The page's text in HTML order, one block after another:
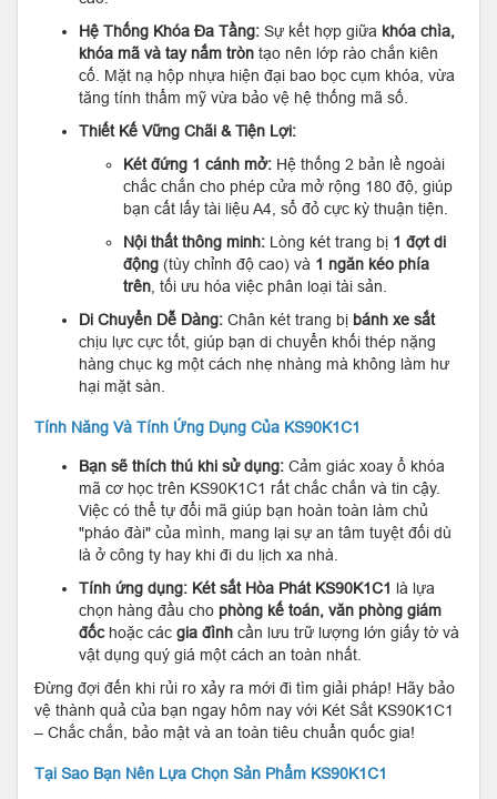
Hệ Thống Khóa Đa Tầng: Sự kết hợp giữa khóa chìa,
khóa mã và tay nắm tròn tạo nên lớp rào chắn kiên
cố. Mặt nạ hộp nhựa hiện đại bao bọc cụm khóa, vừa
tăng tính thẩm mỹ vừa bảo vệ hệ thống mã số.
Thiết Kế Vững Chãi & Tiện Lợi:
Két đứng 1 cánh mở: Hệ thống 2 bản lề ngoài
chắc chắn cho phép cửa mở rộng 180 độ, giúp
bạn cất lấy tài liệu A4, sổ đỏ cực kỳ thuận tiện.
Nội thất thông minh: Lòng két trang bị 1 đợt di
động (tùy chỉnh độ cao) và 1 ngăn kéo phía
trên , tối ưu hóa việc phân loại tài sản.
Di Chuyển Dễ Dàng: Chân két trang bị bánh xe sắt
chịu lực cực tốt, giúp bạn di chuyển khối thép nặng
hàng chục kg một cách nhẹ nhàng mà không làm hư
hại mặt sàn.
Tính Năng Và Tính Ứng Dụng Của KS90K1C1
Bạn sẽ thích thú khi sử dụng: Cảm giác xoay ổ khóa
mã cơ học trên KS90K1C1 rất chắc chắn và tin cậy.
Việc có thể tự đổi mã giúp bạn hoàn toàn làm chủ
"pháo đài" của mình, mang lại sự an tâm tuyệt đối dù
là ở công ty hay khi đi du lịch xa nhà.
Tính ứng dụng: Két sắt Hòa Phát KS90K1C1 là lựa
chọn hàng đầu cho phòng kế toán, văn phòng giám
đốchoặc các gia đình cần lưu trữ lượng lớn giấy tờ và
vật dụng quý giá một cách an toàn nhất.
Đừng đợi đến khi rủi ro xảy ra mới đi tìm giải pháp! Hãy bảo
vệ thành quả của bạn ngay hôm nay với Két Sắt KS90K1C1
– Chắc chắn, bảo mật và an toàn tiêu chuẩn quốc gia!
Tại Sao Bạn Nên Lựa Chọn Sản Phẩm KS90K1C1